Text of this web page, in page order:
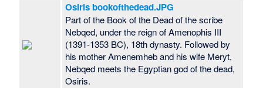
Osiris bookofthedead.JPG
Part of the Book of the Dead of the scribe
Nebqed, under the reign of Amenophis III
(1391-1353 BC), 18th dynasty. Followed by
his mother Amenemheb and his wife Meryt,
Nebqed meets the Egyptian god of the dead,
Osiris.